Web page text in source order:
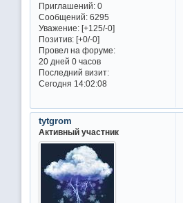
Приглашений:0
Сообщений:6295
Уважение: [+125/-0]
Позитив: [+0/-0]
Провел на форуме:
20 дней 0 часов
Последний визит:
Сегодня 14:02:08
tytgrom
Активный участник